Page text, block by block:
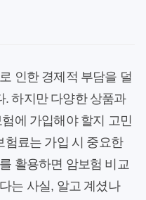
인한 경제적 부담을 덜
. 하지만 다양한 상품과
에 가입해야 할지 고민
험료는 가입 시 중요한
활용하면 암보험 비교
는 사실, 알고 계셨나